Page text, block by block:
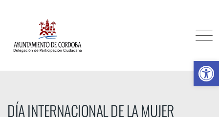
DÍA INTERNACIONAL DE LA MUJER